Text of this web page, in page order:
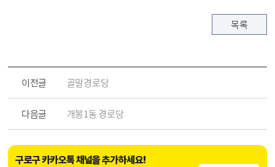
목록
이전글 골말경로당
다음글 개봉1동 경로당
구로구 카카오톡 채널을 추가하세요!